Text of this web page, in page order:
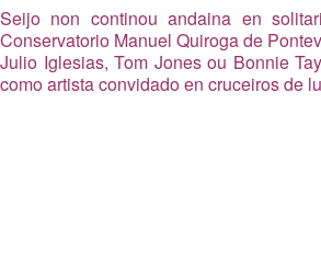
Seijo non continou andaina en
Conservatorio Manuel Quiroga de
Julio Iglesias, Tom Jones ou Bonnie
como artista convidado en cruceiros de